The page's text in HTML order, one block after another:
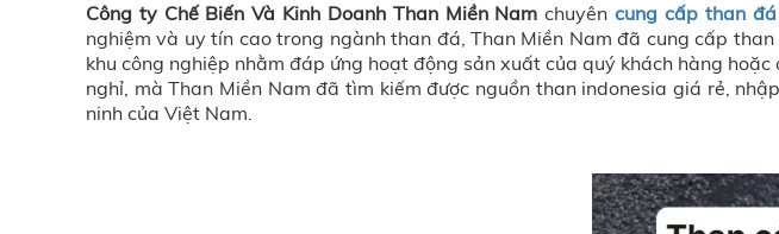
Công ty Chế Biến Và Kinh Doanh Than Miền Namchuyêncung cấp than
nghiệm và uy tín cao trong ngành than đá, Than Miền Nam đã cung cấp
khu công nghiệp nhằm đáp ứng hoạt động sản xuất của quý khách hàng
nghỉ, mà Than Miền Nam đã tìm kiếm được nguồn than indonesia giá rẻ,
ninh của Việt Nam.